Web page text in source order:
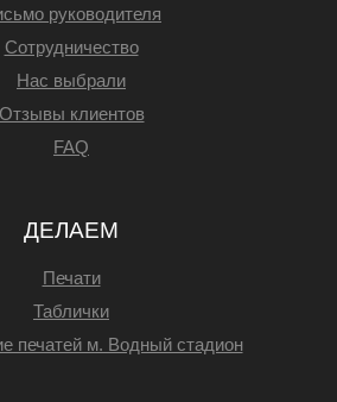
руководителя
Сотрудничество
Нас выбрали
Отзывы клиентов
FAQ
ДЕЛАЕМ
Печати
Таблички
печатей м. Водный стадион